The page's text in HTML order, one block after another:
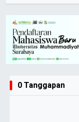
0 Tanggapan